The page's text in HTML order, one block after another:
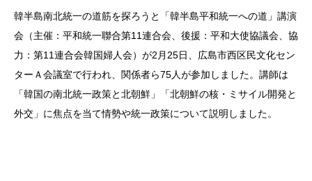
韓半島南北統一の道筋を探ろうと「韓半島平和統一への道」講演
会（主催：平和統一聯合第11連合会、後援：平和大使協議会、協
力：第11連合会韓国婦人会）が2月25日、広島市西区民文化セン
ターＡ会議室で行われ、関係者ら75人が参加しました。講師は
「韓国の南北統一政策と北朝鮮」「北朝鮮の核・ミサイル開発と
外交」に焦点を当て情勢や統一政策について説明しました。